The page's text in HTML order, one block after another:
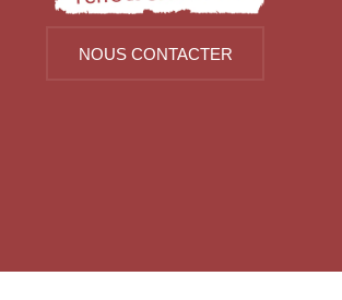
NOUS CONTACTER